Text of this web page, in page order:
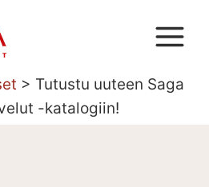
> Tutustu uuteen Saga
-katalogiin!